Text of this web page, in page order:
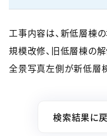
工事内容は、新低層棟
規模改修、旧低層棟の
全景写真左側が新低層
検索結果に